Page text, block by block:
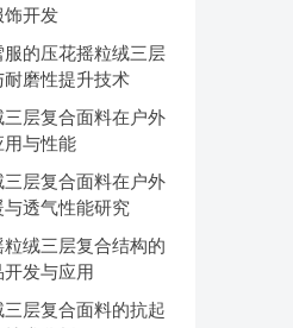
饰开发
的压花摇粒绒三层
磨性提升技术
层复合面料在户外
用与性能
层复合面料在户外
透气性能研究
绒三层复合结构的
发与应用
层复合面料的抗起